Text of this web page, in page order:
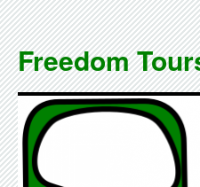
Zum
Inhalt
springen
Freedom